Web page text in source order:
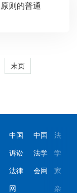
末页
中国
诉讼
法律
网
中国
法学
会网
法
学
家
杂